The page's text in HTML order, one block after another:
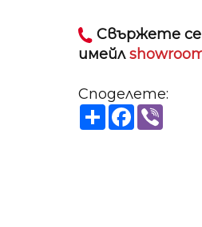
Свържете се
имейл
Споделете:
ShareFacebook
Viber